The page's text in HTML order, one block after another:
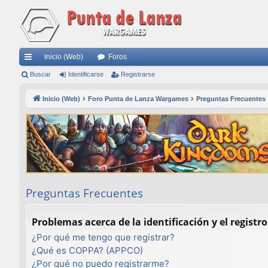
nl
rá
pi
do
Inicio (Web) Foros
Buscar Identificarse Registrarse
Inicio (Web) Foro Punta de Lanza Wargames Preguntas Frecuentes
Preguntas Frecuentes
Problemas acerca de la identificación y el registro
¿Por qué me tengo que registrar?
¿Qué es COPPA? (APPCO)
¿Por qué no puedo registrarme?